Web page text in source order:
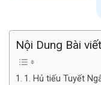
Nội Dung Bài
1. Hủ tiếu Tuyết